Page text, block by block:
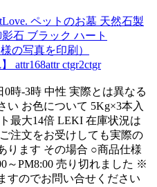
ペットのお墓 天然石製
石 ブラック ハート
の写真を印刷）
attr168attr ctgr2ctgr
時-3時 中性 実際とは異なる
い お色について 5Kg×3本入
最大14倍 LEKI 在庫状況は
注文をお受けしても実際の
ります その場合 ○商品仕様
～PM8:00 売り切れました ※
すのでお問い合せください